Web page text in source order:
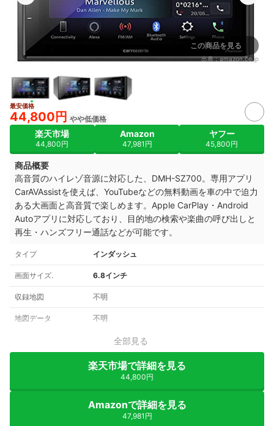
この商品を見る
出典：amazon.co.jp
最安価格
44,800円 やや低価格
楽天市場
44,800円
Amazon
47,981円
ヤフー
45,800円
商品概要
高音質のハイレゾ音源に対応した、DMH-SZ700。専用アプリ
CarAVAssistを使えば、YouTubeなどの無料動画を車の中で迫力
ある大画面と高音質で楽しめます。Apple CarPlay・Android
Autoアプリに対応しており、目的地の検索や楽曲の呼び出しと
再生・ハンズフリー通話などが可能です。
タイプ インダッシュ
画面サイズ. 6.8インチ
収録地図 不明
地図データ 不明
全部見る
楽天市場で詳細を見る
44,800円
Amazonで詳細を見る
47,981円